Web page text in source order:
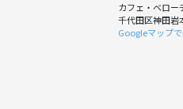
カフェ・ベロー
千代田区神田岩
Googleマップ